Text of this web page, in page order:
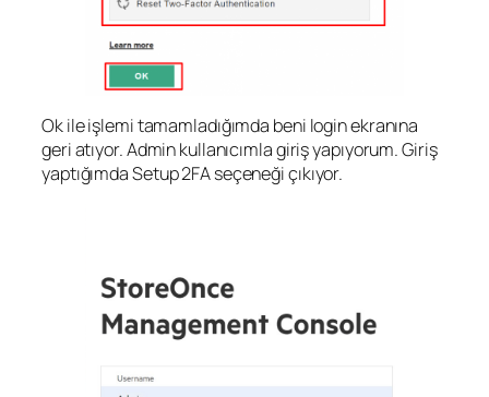
Ok ile işlemi tamamladığımda beni login ekranına
geri atıyor. Admin kullanıcımla giriş yapıyorum. Giriş
yaptığımda Setup 2FA seçeneği çıkıyor.